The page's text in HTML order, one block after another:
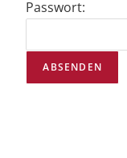
Passwort: